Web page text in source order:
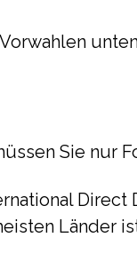
Sie nur
Direct
Länder